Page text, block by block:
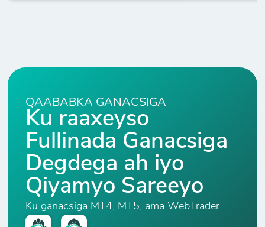
QAABABKA GANACSIGA
Ku raaxeyso
Fullinada Ganacsiga
Degdega ah iyo
Qiyamyo Sareeyo
Ku ganacsiga MT4, MT5, ama WebTrader